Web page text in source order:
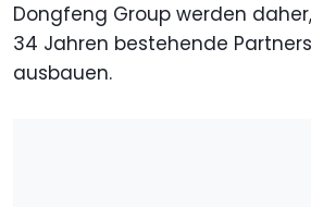
Dongfeng Group werden
34 Jahren bestehende
ausbauen.